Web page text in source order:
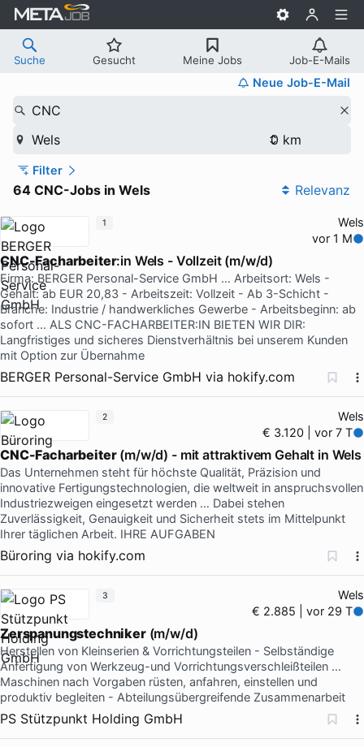
Suche Gesucht Meine Jobs Job-E-Mails
Neue Job-E-Mail
CNC
Wels
Filter
64 CNC-Jobs in Wels Relevanz
Wels
vor 1 M
CNC-Facharbeiter:in Wels - Vollzeit (m/w/d)
Firma: BERGER Personal-Service GmbH … Arbeitsort: Wels -
Gehalt: ab EUR 20,83 - Arbeitszeit: Vollzeit - Ab 3-Schicht -
Branche: Industrie / handwerkliches Gewerbe - Arbeitsbeginn: ab
sofort … ALS CNC-FACHARBEITER:IN BIETEN WIR DIR:
Langfristiges und sicheres Dienstverhältnis bei unserem Kunden
mit Option zur Übernahme
BERGER Personal-Service GmbH via hokify.com
1
Wels
€ 3.120 | vor 7 T
CNC-Facharbeiter(m/w/d) - mit attraktivem Gehalt in Wels
Das Unternehmen steht für höchste Qualität, Präzision und
innovative Fertigungstechnologien, die weltweit in anspruchsvollen
Industriezweigen eingesetzt werden … Dabei stehen
Zuverlässigkeit, Genauigkeit und Sicherheit stets im Mittelpunkt
Ihrer täglichen Arbeit. IHRE AUFGABEN
Büroring via hokify.com
2
Wels
€ 2.885 | vor 29 T
Zerspanungstechniker(m/w/d)
Herstellen von Kleinserien & Vorrichtungsteilen - Selbständige
Anfertigung von Werkzeug-und Vorrichtungsverschleißteilen …
Maschinen nach Vorgaben rüsten, anfahren, einstellen und
produktiv begleiten - Abteilungsübergreifende Zusammenarbeit
PS Stützpunkt Holding GmbH
3